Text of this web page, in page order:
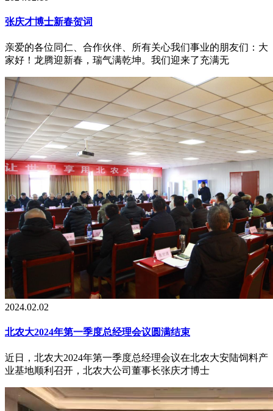
张庆才博士新春贺词
亲爱的各位同仁、合作伙伴、所有关心我们事业的朋友们：大
家好！龙腾迎新春，瑞气满乾坤。我们迎来了充满无
2024.02.02
北农大2024年第一季度总经理会议圆满结束
近日，北农大2024年第一季度总经理会议在北农大安陆饲料产
业基地顺利召开，北农大公司董事长张庆才博士